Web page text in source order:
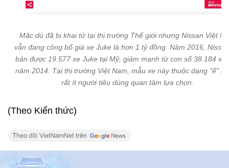
Mặc dù đã bị khai tử tại thị trường Thế giới nhưng Nissan Việt
vẫn đang công bố giá xe Juke là hơn 1 tỷ đồng. Năm 2016,
bán được 19.577 xe Juke tại Mỹ, giảm mạnh từ con số 38.184 xe
năm 2014. Tại thị trường Việt Nam, mẫu xe này thuộc dạng "ế"
rất ít người tiêu dùng quan tâm lựa chọn.
(Theo Kiến thức)